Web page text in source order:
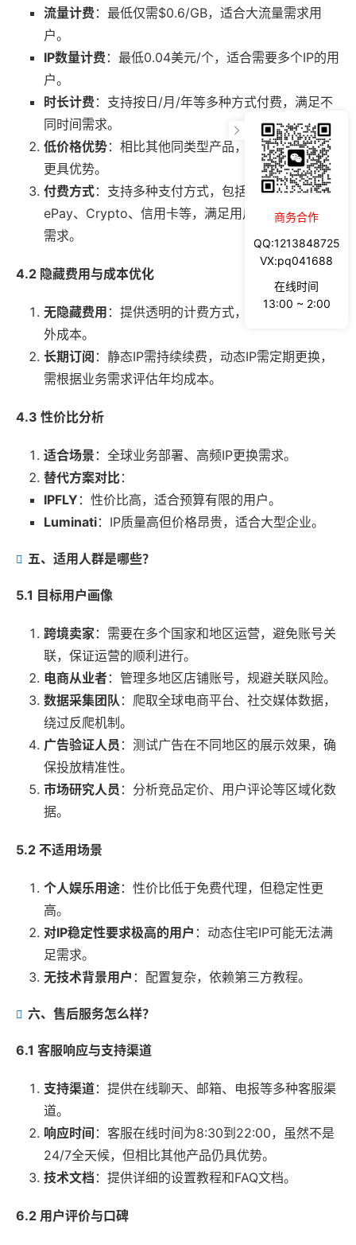
流量计费 ：最低仅需$0.6/GB，适合大流量需求用
户。
IP数量计费 ：最低0.04美元/个，适合需要多个IP的用
户。
时长计费 ：支持按日/月/年等多种方式付费，满足不
同时间需求。
低价格优势：相比其他同类型产品，711Proxy的价格
更具优势。
付费方式：支持多种支付方式，包括支付宝、Googl
ePay、Crypto、信用卡等，满足用户多方位的支付
需求。
4.2 隐藏费用与成本优化
无隐藏费用 ：提供透明的计费方式，用户无需担心额
外成本。
长期订阅 ：静态IP需持续续费，动态IP需定期更换，
需根据业务需求评估年均成本。
4.3 性价比分析
适合场景 ：全球业务部署、高频IP更换需求。
替代方案对比：
IPFLY ：性价比高，适合预算有限的用户。
Luminati：IP质量高但价格昂贵，适合大型企业。
五、适用人群是哪些？
5.1 目标用户画像
跨境卖家：需要在多个国家和地区运营，避免账号关
联，保证运营的顺利进行。
电商从业者：管理多地区店铺账号，规避关联风险。
数据采集团队 ：爬取全球电商平台、社交媒体数据，
绕过反爬机制。
广告验证人员 ：测试广告在不同地区的展示效果，确
保投放精准性。
市场研究人员 ：分析竞品定价、用户评论等区域化数
据。
5.2 不适用场景
个人娱乐用途：性价比低于免费代理，但稳定性更
高。
对IP稳定性要求极高的用户 ：动态住宅IP可能无法满
足需求。
无技术背景用户 ：配置复杂，依赖第三方教程。
六、售后服务怎么样？
6.1 客服响应与支持渠道
支持渠道：提供在线聊天、邮箱、电报等多种客服渠
道。
响应时间 ：客服在线时间为8:30到22:00，虽然不是
24/7全天候，但相比其他产品仍具优势。
技术文档 ：提供详细的设置教程和FAQ文档。
6.2 用户评价与口碑
商务合作
QQ:1213848725
VX:pq041688
在线时间
13:00 ~ 2:00